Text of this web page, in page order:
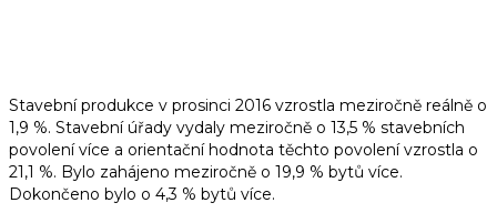
Stavební produkce v prosinci 2016 vzrostla meziročně reálně o
1,9 %. Stavební úřady vydaly meziročně o 13,5 % stavebních
povolení více a orientační hodnota těchto povolení vzrostla o
21,1 %. Bylo zahájeno meziročně o 19,9 % bytů více.
Dokončeno bylo o 4,3 % bytů více.